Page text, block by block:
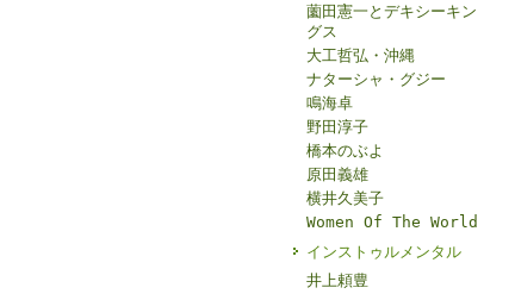
薗田憲一とデキシーキン
グス
大工哲弘・沖縄
ナターシャ・グジー
鳴海卓
野田淳子
橋本のぶよ
原田義雄
横井久美子
Women Of The World
インストゥルメンタル
井上頼豊